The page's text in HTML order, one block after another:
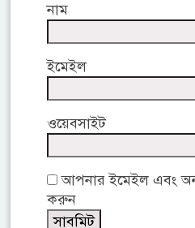
নাম
ইমেইল
ওয়েবসাইট
আপনার ইমেইল এবং
করুন